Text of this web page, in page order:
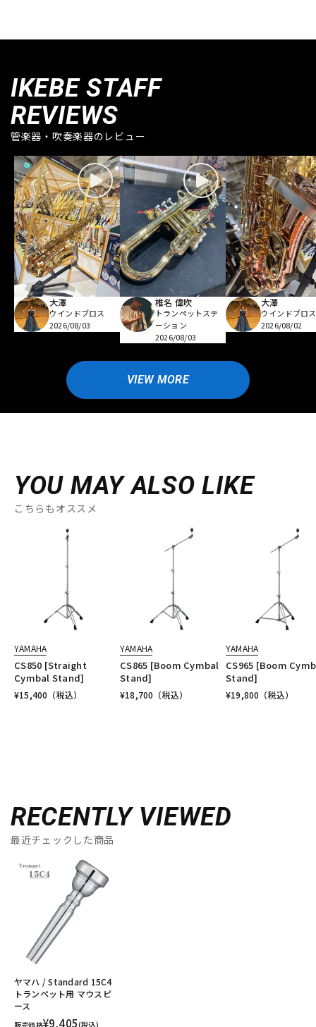
IKEBE STAFF
REVIEWS
管楽器・吹奏楽器のレビュー
大澤
ウインドブロス
2026/08/03
椎名 偉吹
トランペットステ
ーション
2026/08/03
大澤
ウインドブロス
2026/08/02
VIEW MORE
YOU MAY ALSO LIKE
こちらもオススメ
YAMAHA
CS850 [Straight
Cymbal Stand]
¥15,400 （税込）
YAMAHA
CS865 [Boom Cymbal
Stand]
¥18,700 （税込）
YAMAHA
CS965 [Boom
Stand]
¥19,800 （税込）
RECENTLY VIEWED
最近チェックした商品
ヤマハ / Standard 15C4
トランペット用 マウスピ
ース
販売価格¥9,405(税込)